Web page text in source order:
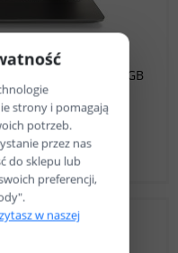
| 16GB 512GB 500GB
10
strony i pomagają
potrzeb.
przez nas
do sklepu lub
preferencji,
w naszej